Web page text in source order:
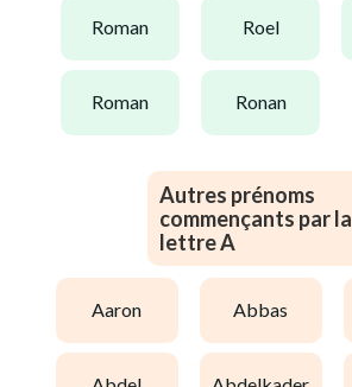
roman roel
roman ronan
Autres prénoms
commençants par la
lettre A
aaron abbas